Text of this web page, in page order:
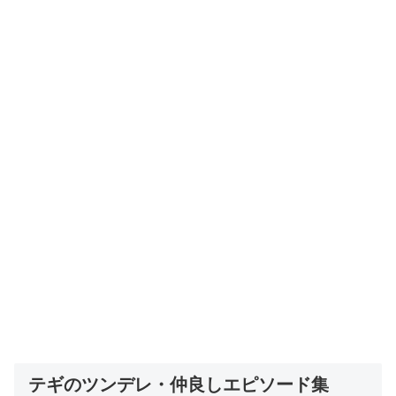
テギのツンデレ・仲良しエピソード集